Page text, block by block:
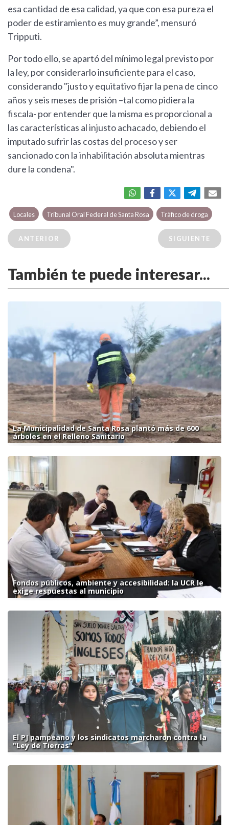
esa cantidad de esa calidad, ya que con esa pureza el
poder de estiramiento es muy grande”, mensuró
Tripputi.
Por todo ello, se apartó del mínimo legal previsto por
la ley, por considerarlo insuficiente para el caso,
considerando "justo y equitativo fijar la pena de cinco
años y seis meses de prisión –tal como pidiera la
fiscala- por entender que la misma es proporcional a
las características al injusto achacado, debiendo el
imputado sufrir las costas del proceso y ser
sancionado con la inhabilitación absoluta mientras
dure la condena".
Locales Tribunal Oral Federal de Santa Rosa Tràfico de droga
ANTERIOR SIGUIENTE
También te puede interesar...
La Municipalidad de Santa Rosa plantó más de 600
árboles en el Relleno Sanitario
Fondos públicos, ambiente y accesibilidad: la UCR le
exige respuestas al municipio
El PJ pampeano y los sindicatos marcharon contra la
"Ley de Tierras"